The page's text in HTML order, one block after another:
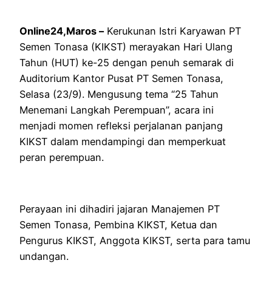
Online24,Maros –Kerukunan Istri Karyawan PT
Semen Tonasa (KIKST) merayakan Hari Ulang
Tahun (HUT) ke-25 dengan penuh semarak di
Auditorium Kantor Pusat PT Semen Tonasa,
Selasa (23/9). Mengusung tema “25 Tahun
Menemani Langkah Perempuan”, acara ini
menjadi momen refleksi perjalanan panjang
KIKST dalam mendampingi dan memperkuat
peran perempuan.
Perayaan ini dihadiri jajaran Manajemen PT
Semen Tonasa, Pembina KIKST, Ketua dan
Pengurus KIKST, Anggota KIKST, serta para tamu
undangan.